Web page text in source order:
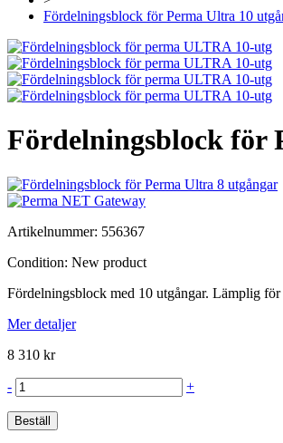
Fördelningsblock för Perma Ultra 10
Fördelningsblock för
Artikelnummer: 556367
Condition: New product
Fördelningsblock med 10 utgångar. Lämplig
Mer detaljer
8 310 kr
- +
Beställ